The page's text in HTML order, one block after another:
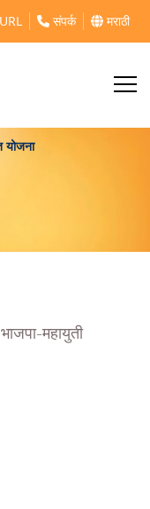
संपर्क मराठी
योजना
महायुती